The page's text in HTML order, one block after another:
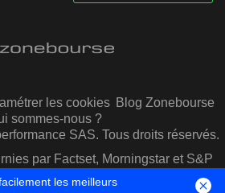
les cookies Blog Zonebourse
sommes-nous ?
SAS. Tous droits réservés.
par Factset, Morningstar et S&P
Capital IQ
les meilleurs